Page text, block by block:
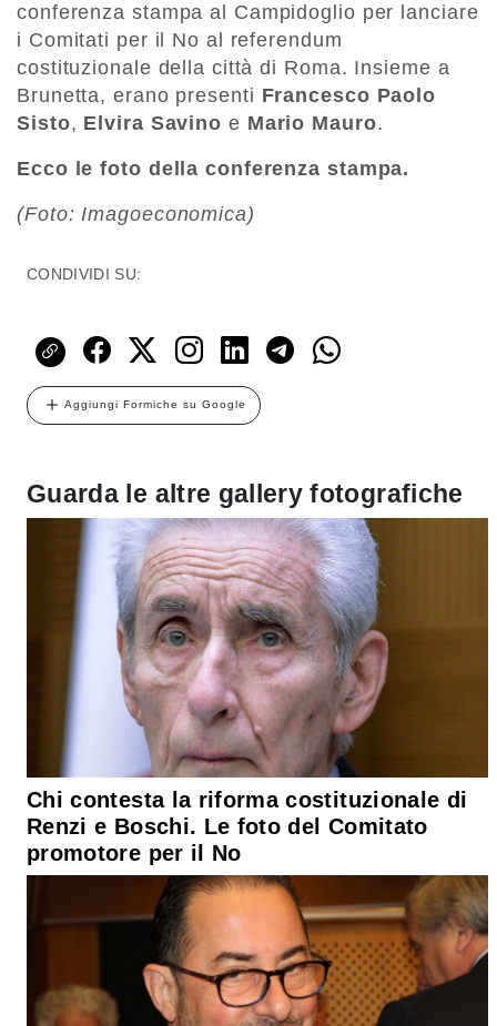
conferenza stampa al Campidoglio per lanciare
i Comitati per il No al referendum
costituzionale della città di Roma. Insieme a
Brunetta, erano presenti Francesco Paolo
Sisto, Elvira Savino e Mario Mauro.
Ecco le foto della conferenza stampa.
(Foto: Imagoeconomica)
CONDIVIDI SU:
Aggiungi Formiche su Google
Guarda le altre gallery fotografiche
Chi contesta la riforma costituzionale di
Renzi e Boschi. Le foto del Comitato
promotore per il No